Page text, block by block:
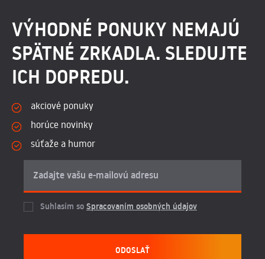
VÝHODNÉ PONUKY NEMAJÚ
SPÄTNÉ ZRKADLA. SLEDUJTE
ICH DOPREDU.
akciové ponuky
horúce novinky
súťaže a humor
Suhlasím so Spracovaním osobných údajov
ODOSLAŤ